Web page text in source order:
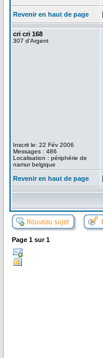
Revenir en haut de page
cri cri 168
307 d'Argent
Inscrit le: 22 Fév 2006
Messages : 486
Localisation : périphérie de
namur belgique
Revenir en haut de page
Page 1 sur1